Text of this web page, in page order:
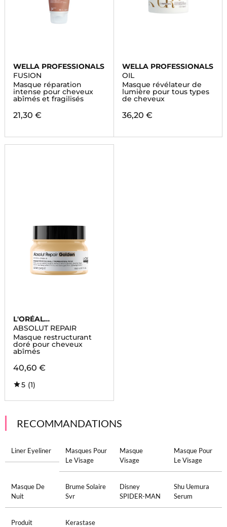
WELLA PROFESSIONALS
FUSION
Masque réparation
intense pour cheveux
abîmés et fragilisés
21,30 €
WELLA PROFESSIONALS
OIL
Masque révélateur de
lumière pour tous types
de cheveux
36,20 €
L'ORÉAL
PROFESSIONNEL
ABSOLUT REPAIR
Masque restructurant
doré pour cheveux
abîmés
40,60 €
5 (1)
RECOMMANDATIONS
Liner Eyeliner
Masques Pour
Le Visage
Masque
Visage
Masque Pour
Le Visage
Masque De
Nuit
Brume Solaire
Svr
Disney
SPIDER-MAN
Shu Uemura
Serum
Produit
Kerastase